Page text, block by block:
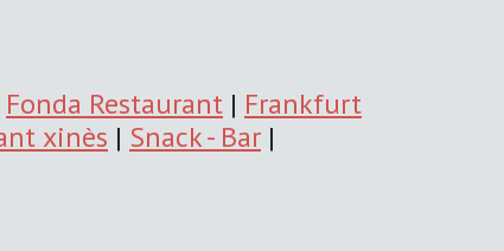
Fonda Restaurant | Frankfurt
xinès | Snack - Bar |